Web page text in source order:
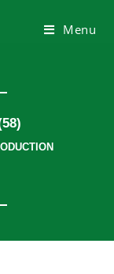
Menu